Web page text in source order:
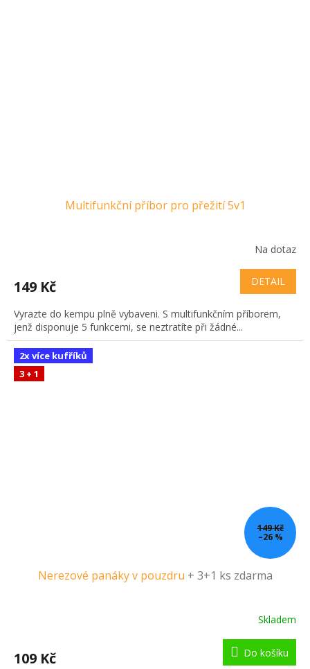
Multifunkční příbor pro přežití 5v1
Na dotaz
149 Kč DETAIL
Vyrazte do kempu plně vybaveni. S multifunkčním příborem,
jenž disponuje 5 funkcemi, se neztratíte při žádné...
2x více kufříků
3 + 1
149 Kč
–26 %
Nerezové panáky v pouzdru + 3+1 ks zdarma
Skladem
109 Kč Do košíku